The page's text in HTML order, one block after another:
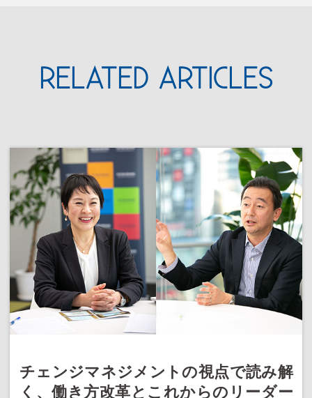
チェンジマネジメントの視点で読み解
く、働き方改革とこれからのリーダー